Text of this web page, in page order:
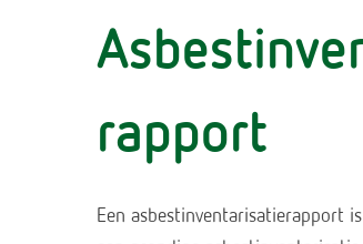
rapport
Een asbestinventarisatierapport